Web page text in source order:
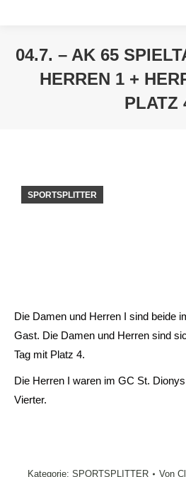
04.7. – AK 65
HERREN 1 +
PLATZ
SPORTSPLITTER
Die Damen und Herren I sind beide
Gast. Die Damen und Herren sind
Tag mit Platz 4.
Die Herren I waren im GC St.
Vierter.
Kategorie: SPORTSPLITTER Von